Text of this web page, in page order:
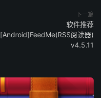
下一篇
软件推荐
[Android]FeedMe(RSS阅读器)
v4.5.11